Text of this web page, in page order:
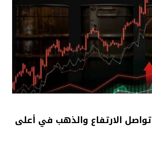
الارتفاع والذهب في أعلى